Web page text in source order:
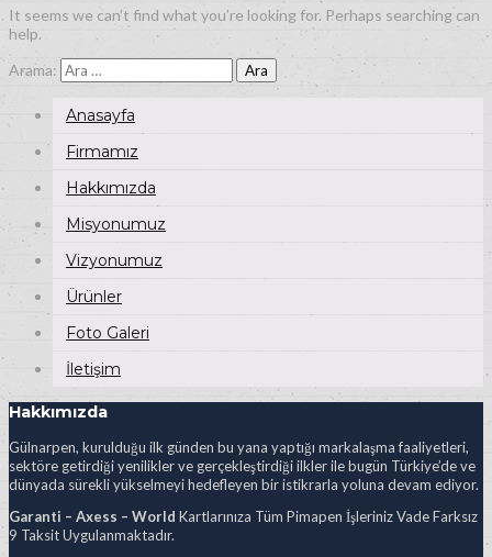
It seems we can’t find what you’re looking for. Perhaps searching can
help.
Arama:
Anasayfa
Firmamız
Hakkımızda
Misyonumuz
Vizyonumuz
Ürünler
Foto Galeri
İletişim
Hakkımızda
Gülnarpen, kurulduğu ilk günden bu yana yaptığı markalaşma faaliyetleri,
sektöre getirdiği yenilikler ve gerçekleştirdiği ilkler ile bugün Türkiye’de ve
dünyada sürekli yükselmeyi hedefleyen bir istikrarla yoluna devam ediyor.
Garanti – Axess – World Kartlarınıza Tüm Pimapen İşleriniz Vade Farksız
9 Taksit Uygulanmaktadır.